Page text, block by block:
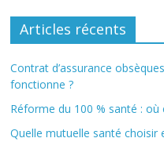
Articles récents
Contrat d’assurance
fonctionne ?
Réforme du 100 % santé : où
Quelle mutuelle santé choisir